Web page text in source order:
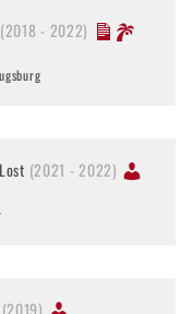
(2018 - 2022)
(2021 - 2022)
(2019)